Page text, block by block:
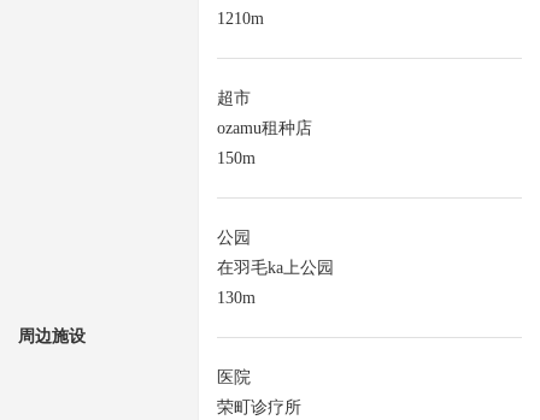
周边施设
1210m
超市
ozamu租种店
150m
公园
在羽毛ka上公园
130m
医院
荣町诊疗所